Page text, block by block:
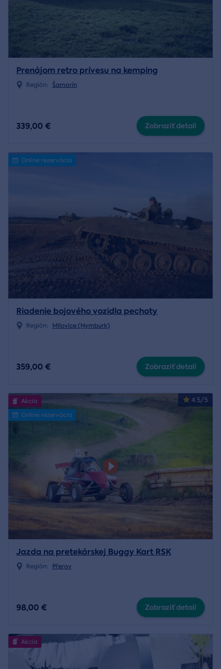
Prenájom retro prívesu na kemping
Región: Šamorín
339,00 € Zobraziť detail
Online rezervácia
Riadenie bojového vozidla pechoty
Región: Milovice (Nymburk)
359,00 € Zobraziť detail
4.5/5
Akcia
Online rezervácia
Jazda na pretekárskej Buggy Kart RSK
Región: Přerov
98,00 € Zobraziť detail
Akcia